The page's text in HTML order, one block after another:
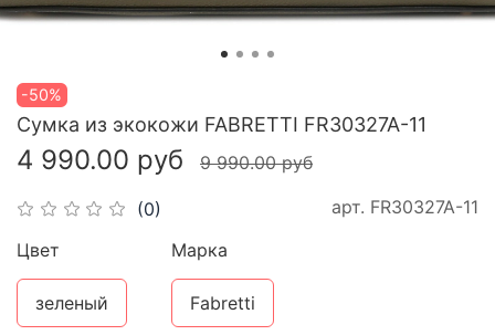
-50%
(0) арт. FR30327A-11
Сумка из экокожи FABRETTI FR30327A-11
4 990.00 руб 9 990.00 руб
Цвет
зеленый
Марка
Fabretti